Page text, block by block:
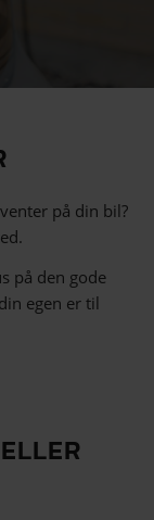
på din bil?
på den gode
egen er til